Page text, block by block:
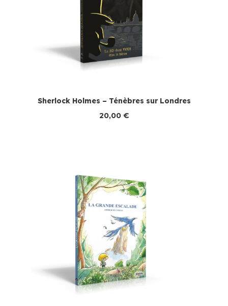
Sherlock Holmes – Ténèbres sur Londres
20,00 €